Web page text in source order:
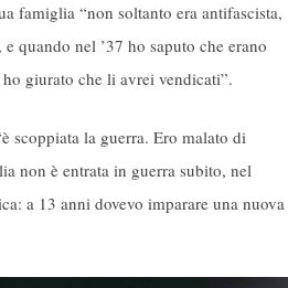
famiglia “non soltanto era antifascista,
quando nel ’37 ho saputo che erano
giurato che li avrei vendicati”.
scoppiata la guerra. Ero malato di
non è entrata in guerra subito, nel
a 13 anni dovevo imparare una nuova